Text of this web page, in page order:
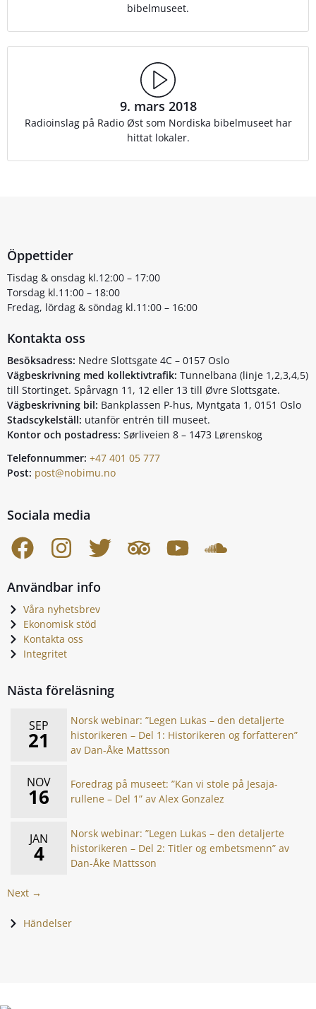
bibelmuseet.
9. mars 2018
Radioinslag på Radio Øst som Nordiska bibelmuseet har
hittat lokaler.
Öppettider
Tisdag & onsdag kl.12:00 – 17:00
Torsdag kl.11:00 – 18:00
Fredag, lördag & söndag kl.11:00 – 16:00
Kontakta oss
Besöksadress: Nedre Slottsgate 4C – 0157 Oslo
Vägbeskrivning med kollektivtrafik: Tunnelbana (linje 1,2,3,4,5)
till Stortinget. Spårvagn 11, 12 eller 13 till Øvre Slottsgate.
Vägbeskrivning bil: Bankplassen P-hus, Myntgata 1, 0151 Oslo
Stadscykelställ: utanför entrén till museet.
Kontor och postadress: Sørliveien 8 – 1473 Lørenskog
Telefonnummer: +47 401 05 777
Post: post@nobimu.no
Sociala media
Användbar info
Våra nyhetsbrev
Ekonomisk stöd
Kontakta oss
Integritet
Nästa föreläsning
SEP
21
Norsk webinar: ”Legen Lukas – den detaljerte
historikeren – Del 1: Historikeren og forfatteren”
av Dan-Åke Mattsson
NOV
16
Foredrag på museet: ”Kan vi stole på Jesaja-
rullene – Del 1” av Alex Gonzalez
JAN
4
Norsk webinar: ”Legen Lukas – den detaljerte
historikeren – Del 2: Titler og embetsmenn” av
Dan-Åke Mattsson
Next →
Händelser